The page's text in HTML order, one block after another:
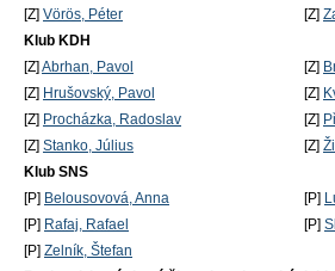
[Z] Vörös, Péter [Z]
Klub KDH
[Z] Abrhan, Pavol [Z]
[Z] Hrušovský, Pavol [Z]
[Z] Procházka, Radoslav [Z]
[Z] Stanko, Július [Z]
Klub SNS
[P] Belousovová, Anna [P]
[P] Rafaj, Rafael [P]
[P] Zelník, Štefan